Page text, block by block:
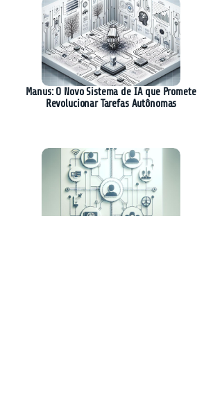
Manus: O Novo Sistema de IA que Promete
Revolucionar Tarefas Autônomas